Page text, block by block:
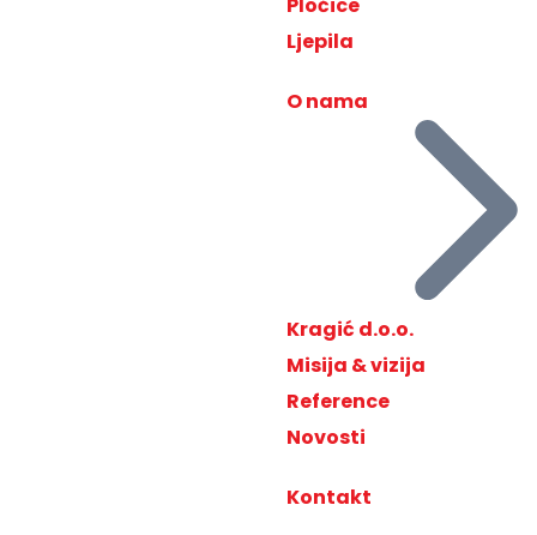
Ljepila
O nama
Kragić d.o.o.
Misija & vizija
Reference
Novosti
Kontakt